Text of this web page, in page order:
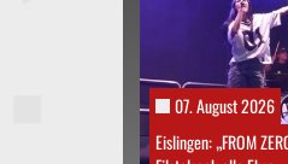
07. August 2026
Eislingen: „FROM